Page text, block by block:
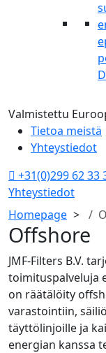
Valmistettu
Tietoa meistä
Yhteystiedot
+31(0)299 62 33
Yhteystiedot
Homepage
Offshore
JMF-Filters B.V.
toimituspalveluja
on räätälöity
varastointiin,
täyttölinjoille ja
energian kanssa